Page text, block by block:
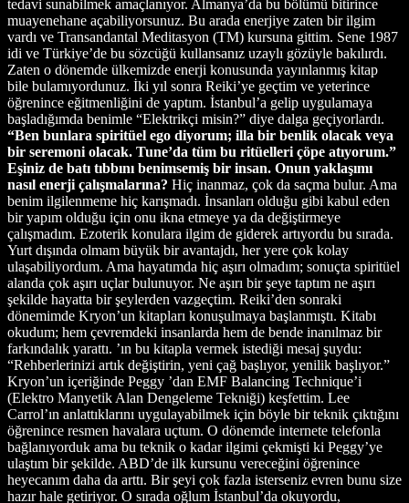
tedavi sunabilmek amaçlanıyor. Almanya’da bu bölümü bitirince
muayenehane açabiliyorsunuz. Bu arada enerjiye zaten bir ilgim
vardı ve Transandantal Meditasyon (TM) kursuna gittim. Sene 1987
idi ve Türkiye’de bu sözcüğü kullansanız uzaylı gözüyle bakılırdı.
Zaten o dönemde ülkemizde enerji konusunda yayınlanmış kitap
bile bulamıyordunuz. İki yıl sonra Reiki’ye geçtim ve yeterince
öğrenince eğitmenliğini de yaptım. İstanbul’a gelip uygulamaya
başladığımda benimle “Elektrikçi misin?” diye dalga geçiyorlardı.
“Ben bunlara spiritüel ego diyorum; illa bir benlik olacak veya
bir seremoni olacak. Tune’da tüm bu ritüelleri çöpe atıyorum.”
Eşiniz de batı tıbbını benimsemiş bir insan. Onun yaklaşımı
nasıl enerji çalışmalarına? Hiç inanmaz, çok da saçma bulur. Ama
benim ilgilenmeme hiç karışmadı. İnsanları olduğu gibi kabul eden
bir yapım olduğu için onu ikna etmeye ya da değiştirmeye
çalışmadım. Ezoterik konulara ilgim de giderek artıyordu bu sırada.
Yurt dışında olmam büyük bir avantajdı, her yere çok kolay
ulaşabiliyordum. Ama hayatımda hiç aşırı olmadım; sonuçta spiritüel
alanda çok aşırı uçlar bulunuyor. Ne aşırı bir şeye taptım ne aşırı
şekilde hayatta bir şeylerden vazgeçtim. Reiki’den sonraki
dönemimde Kryon’un kitapları konuşulmaya başlanmıştı. Kitabı
okudum; hem çevremdeki insanlarda hem de bende inanılmaz bir
farkındalık yarattı. ’ın bu kitapla vermek istediği mesaj şuydu:
“Rehberlerinizi artık değiştirin, yeni çağ başlıyor, yenilik başlıyor.”
Kryon’un içeriğinde Peggy ’dan EMF Balancing Technique’i
(Elektro Manyetik Alan Dengeleme Tekniği) keşfettim. Lee
Carrol’ın anlattıklarını uygulayabilmek için böyle bir teknik çıktığını
öğrenince resmen havalara uçtum. O dönemde internete telefonla
bağlanıyorduk ama bu teknik o kadar ilgimi çekmişti ki Peggy’ye
ulaştım bir şekilde. ABD’de ilk kursunu vereceğini öğrenince
heyecanım daha da arttı. Bir şeyi çok fazla isterseniz evren bunu size
hazır hale getiriyor. O sırada oğlum İstanbul’da okuyordu,